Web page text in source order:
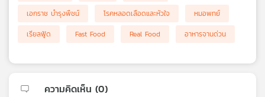
เอกราช บำรุงพืชน์
โรคหลอดเลือดและหัวใจ
หมอพทย์
เรียลฟู้ด
Fast Food Real Food อาหารจานด่วน
ความคิดเห็น (0)